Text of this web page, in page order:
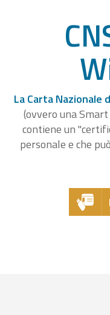
La Carta Nazionale
(ovvero una
contiene un
personale e che